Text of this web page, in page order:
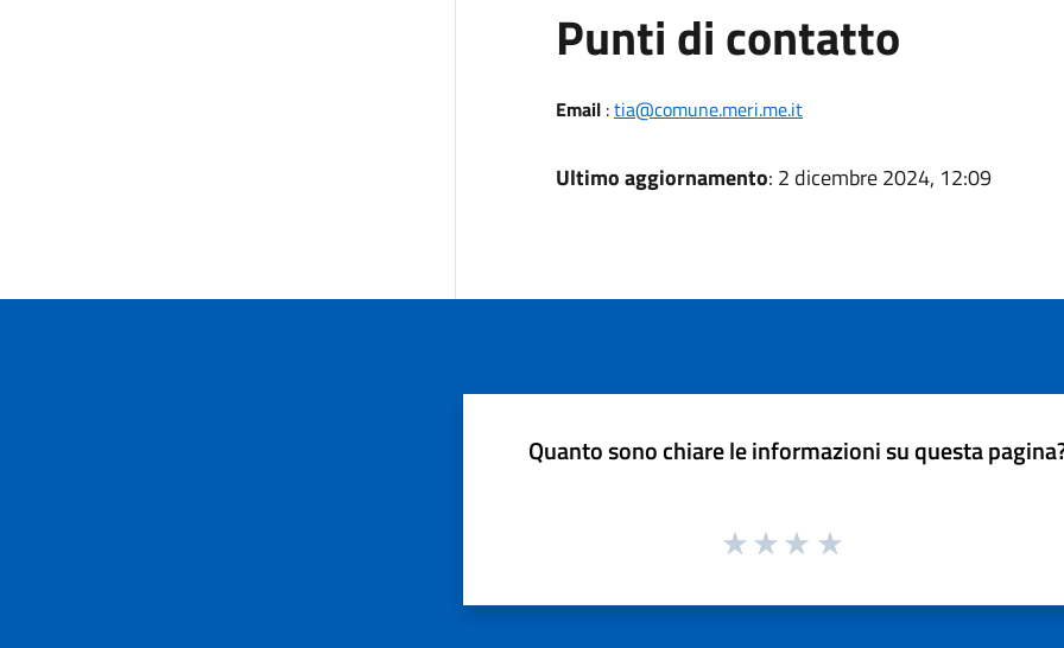
Punti di contatto
Email:tia@comune.meri.me.it
Ultimo aggiornamento: 2 dicembre 2024, 12:09
Quanto sono chiare le informazioni su questa